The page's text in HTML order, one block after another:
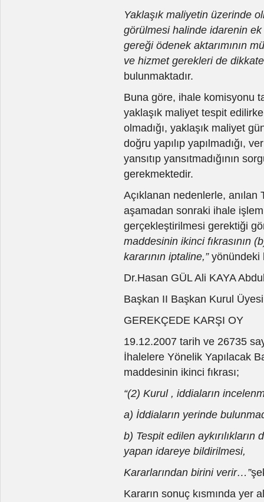
Yaklaşık maliyetin üzerinde
görülmesi halinde idarenin
gereği ödenek aktarımının
ve hizmet gerekleri de
bulunmaktadır.
Buna göre, ihale komisyonu
yaklaşık maliyet tespit
olmadığı, yaklaşık maliyet
doğru yapılıp yapılmadığı,
yansıtıp yansıtmadığının
gerekmektedir.
Açıklanan nedenlerle, anılan
aşamadan sonraki ihale
gerçekleştirilmesi gerektiği
maddesinin ikinci fıkrasının
kararının iptaline,”yönündeki
Dr.Hasan GÜL Ali KAYA
Başkan II Başkan Kurul Üyesi
GEREKÇEDE KARŞI OY
19.12.2007 tarih ve 26735
İhalelere Yönelik Yapılacak
maddesinin ikinci fıkrası;
“(2) Kurul , iddiaların
a) İddiaların yerinde
b) Tespit edilen
yapan idareye bildirilmesi,
Kararlarından birini verir…”
Kararın sonuç kısmında yer